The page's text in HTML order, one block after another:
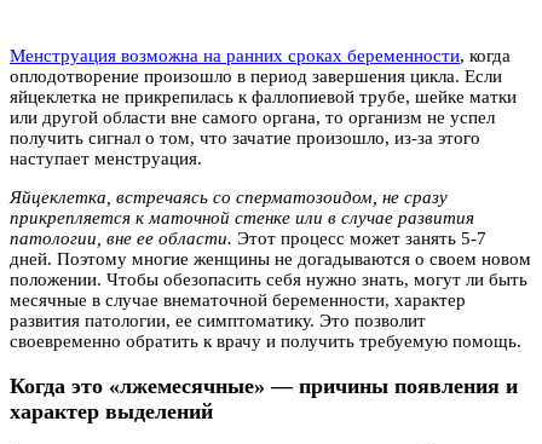
Менструация возможна на ранних сроках беременности, когда
оплодотворение произошло в период завершения цикла. Если
яйцеклетка не прикрепилась к фаллопиевой трубе, шейке матки
или другой области вне самого органа, то организм не успел
получить сигнал о том, что зачатие произошло, из-за этого
наступает менструация.
Яйцеклетка, встречаясь со сперматозоидом, не сразу
прикрепляется к маточной стенке или в случае развития
патологии, вне ее области. Этот процесс может занять 5-7
дней. Поэтому многие женщины не догадываются о своем новом
положении. Чтобы обезопасить себя нужно знать, могут ли быть
месячные в случае внематочной беременности, характер
развития патологии, ее симптоматику. Это позволит
своевременно обратить к врачу и получить требуемую помощь.
Когда это «лжемесячные» — причины появления и
характер выделений